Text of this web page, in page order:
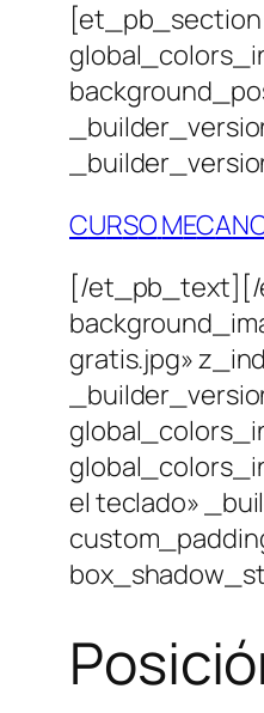
[et_pb_section
CURSOMECAN
[/et_pb_text][/
gratis.jpg»
el teclado»